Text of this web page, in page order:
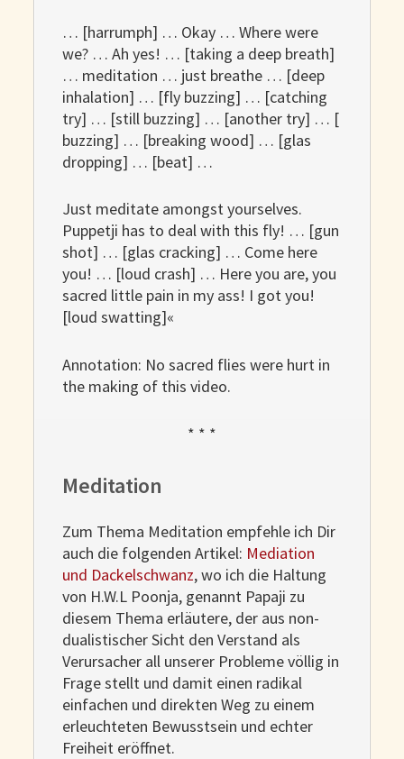
… [harrumph] … Okay … Where were
we? … Ah yes! … [taking a deep breath]
… meditation … just breathe … [deep
inhalation] … [fly buzzing] … [catching
try] … [still buzzing] … [another try] … [
buzzing] … [breaking wood] … [glas
dropping] … [beat] …
Just meditate amongst yourselves.
Puppetji has to deal with this fly! … [gun
shot] … [glas cracking] … Come here
you! … [loud crash] … Here you are, you
sacred little pain in my ass! I got you!
[loud swatting]«
Annotation: No sacred flies were hurt in
the making of this video.
* * *
Meditation
Zum Thema Meditation empfehle ich Dir
auch die folgenden Artikel: Mediation
und Dackelschwanz, wo ich die Haltung
von H.W.L Poonja, genannt Papaji zu
diesem Thema erläutere, der aus non-
dualistischer Sicht den Verstand als
Verursacher all unserer Probleme völlig in
Frage stellt und damit einen radikal
einfachen und direkten Weg zu einem
erleuchteten Bewusstsein und echter
Freiheit eröffnet.